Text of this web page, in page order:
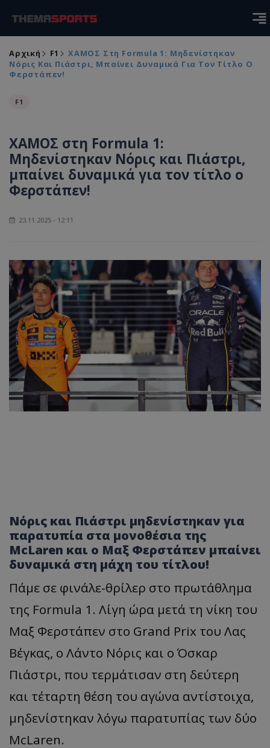
Αρχική F1
ΧΑΜΟΣ Στη Formula 1: Μηδενίστηκαν
Νόρις Και Πιάστρι, Μπαίνει Δυναμικά Για Τον Τίτλο Ο
Φερστάπεν!
F1
ΧΑΜΟΣ στη Formula 1:
Μηδενίστηκαν Νόρις και Πιάστρι,
μπαίνει δυναμικά για τον τίτλο ο
Φερστάπεν!
23.11.2025 - 12:11
Νόρις και Πιάστρι μηδενίστηκαν για
παρατυπία στα μονοθέσια της
McLaren και ο Μαξ Φερστάπεν μπαίνει
δυναμικά στη μάχη του τίτλου!
Πάμε σε φινάλε-θρίλερ στο πρωτάθλημα
της Formula 1. Λίγη ώρα μετά τη νίκη του
Μαξ Φερστάπεν στο Grand Prix του Λας
Βέγκας, ο Λάντο Νόρις και ο Όσκαρ
Πιάστρι, που τερμάτισαν στη δεύτερη
και τέταρτη θέση του αγώνα αντίστοιχα,
μηδενίστηκαν λόγω παρατυπίας των δύο
McLaren.